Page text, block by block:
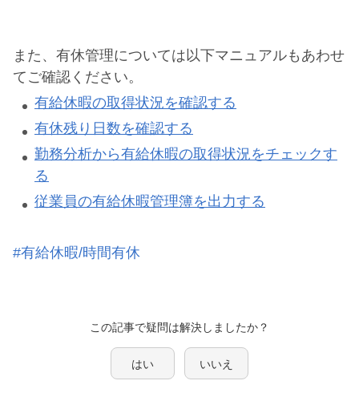
また、有休管理については以下マニュアルもあわせ
てご確認ください。
有給休暇の取得状況を確認する
有休残り日数を確認する
勤務分析から有給休暇の取得状況をチェックす
る
従業員の有給休暇管理簿を出力する
#有給休暇/時間有休
この記事で疑問は解決しましたか？
はい いいえ